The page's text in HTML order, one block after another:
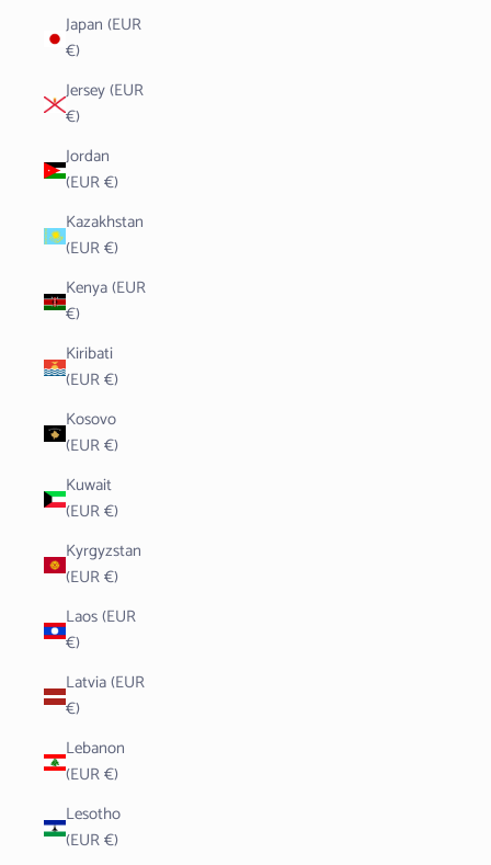
Japan (EUR
€)
Jersey (EUR
€)
Jordan
(EUR €)
Kazakhstan
(EUR €)
Kenya (EUR
€)
Kiribati
(EUR €)
Kosovo
(EUR €)
Kuwait
(EUR €)
Kyrgyzstan
(EUR €)
Laos (EUR
€)
Latvia (EUR
€)
Lebanon
(EUR €)
Lesotho
(EUR €)